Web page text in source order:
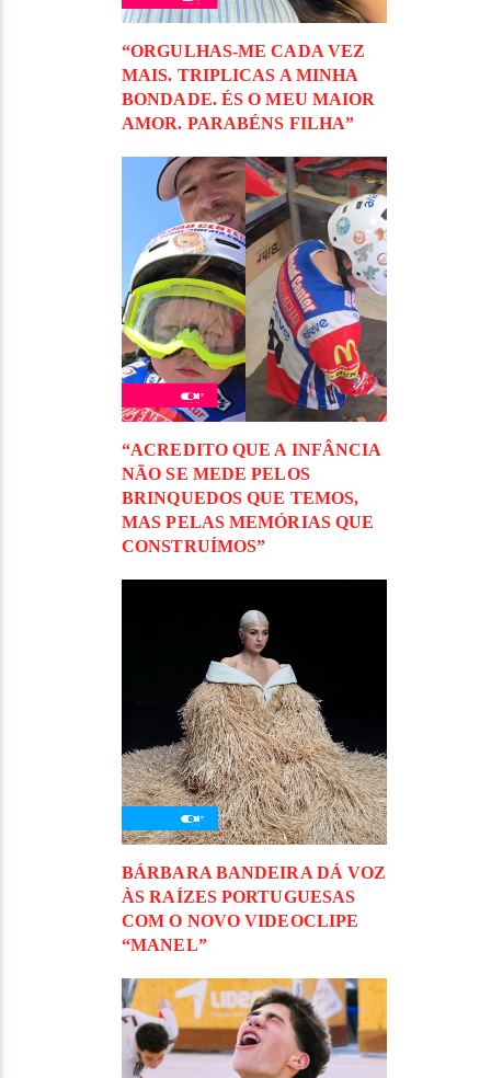
“ORGULHAS-ME CADA VEZ
MAIS. TRIPLICAS A MINHA
BONDADE. ÉS O MEU MAIOR
AMOR. PARABÉNS FILHA”
“ACREDITO QUE A INFÂNCIA
NÃO SE MEDE PELOS
BRINQUEDOS QUE TEMOS,
MAS PELAS MEMÓRIAS QUE
CONSTRUÍMOS”
BÁRBARA BANDEIRA DÁ VOZ
ÀS RAÍZES PORTUGUESAS
COM O NOVO VIDEOCLIPE
“MANEL”